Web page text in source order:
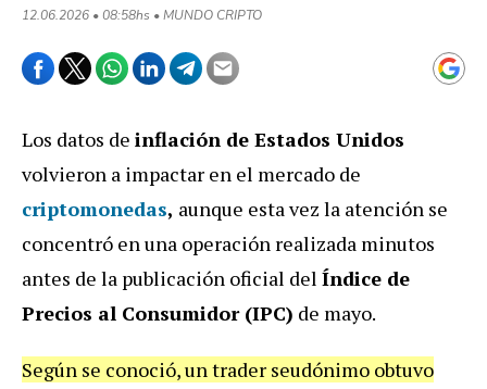
12.06.2026 • 08:58hs • MUNDO CRIPTO
Los datos de inflación de Estados Unidos
volvieron a impactar en el mercado de
criptomonedas, aunque esta vez la atención se
concentró en una operación realizada minutos
antes de la publicación oficial del Índice de
Precios al Consumidor (IPC) de mayo.
Según se conoció, un trader seudónimo obtuvo